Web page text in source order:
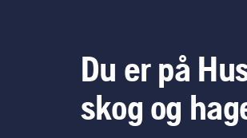
Du er på
skog og